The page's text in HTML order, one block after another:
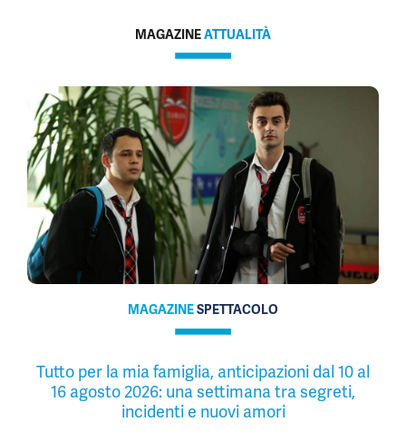
MAGAZINEATTUALITÀ
MAGAZINESPETTACOLO
Tutto per la mia famiglia, anticipazioni dal 10 al
16 agosto 2026: una settimana tra segreti,
incidenti e nuovi amori